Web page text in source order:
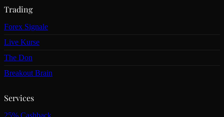
Trading
Forex Signale
Live Kurse
The Don
Breakout Brain
Services
25% Cashback